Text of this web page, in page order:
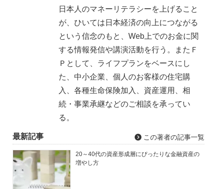
日本人のマネーリテラシーを上げること
が、ひいては日本経済の向上につながる
という信念のもと、Web上でのお金に関
する情報発信や講演活動を行う。またＦ
Ｐとして、ライフプランをベースにし
た、中小企業、個人のお客様の住宅購
入、各種生命保険加入、資産運用、相
続・事業承継などのご相談を承ってい
る。
最新記事 この著者の記事一覧
20～40代の資産形成層にぴったりな金融資産の
増やし方